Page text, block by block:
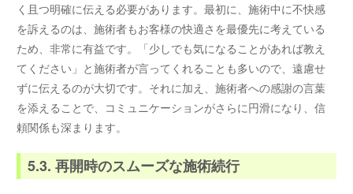
く且つ明確に伝える必要があります。最初に、施術中に不快感
を訴えるのは、施術者もお客様の快適さを最優先に考えている
ため、非常に有益です。「少しでも気になることがあれば教え
てください」と施術者が言ってくれることも多いので、遠慮せ
ずに伝えるのが大切です。それに加え、施術者への感謝の言葉
を添えることで、コミュニケーションがさらに円滑になり、信
頼関係も深まります。
5.3. 再開時のスムーズな施術続行